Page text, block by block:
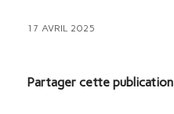
17 AVRIL 2025
Partager cette publication